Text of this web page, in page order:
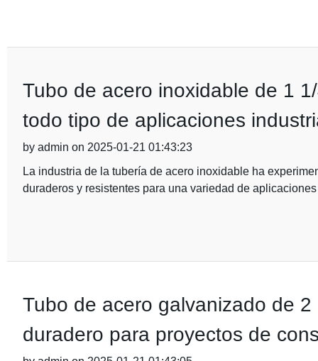
Tubo de acero inoxidable de 1
todo tipo de aplicaciones
by admin on 2025-01-21 01:43:23
La industria de la tubería de acero inoxidable ha
duraderos y resistentes para una variedad de
Tubo de acero galvanizado de
duradero para proyectos de